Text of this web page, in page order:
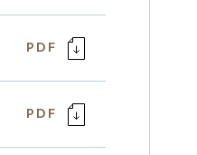
PDF
PDF